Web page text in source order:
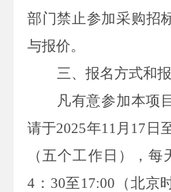
部门禁止参加采购招
与报价。
三、报名方式和
凡有意参加本项
请于2025年11月 17 日
（五个工作日），每
4 ： 30至17:00 （北京